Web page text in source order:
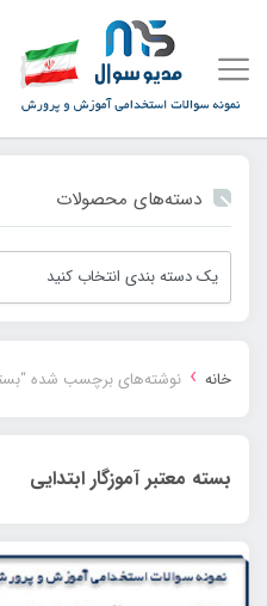
دسته‌های محصولات
خانه › نوشته‌های برچسب شده “بسته
بسته معتبر آموزگار ابتدایی